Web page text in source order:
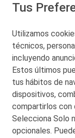
Tus
Utilizamos
técnicos,
incluyendo
Estos últimos
tus hábitos de
dispositivos,
compartirlos con
Selecciona Solo
opcionales.